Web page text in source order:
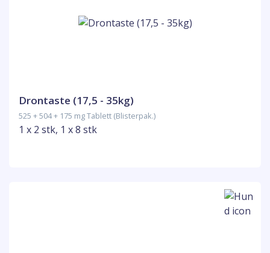
Drontaste (17,5 - 35kg)
525 + 504 + 175 mg Tablett (Blisterpak.)
1 x 2 stk, 1 x 8 stk